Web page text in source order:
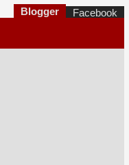
Blogger Facebook